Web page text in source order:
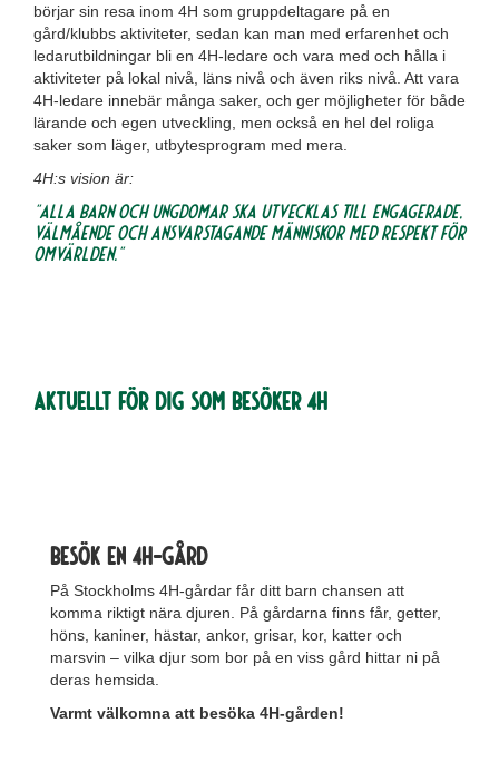
börjar sin resa inom 4H som gruppdeltagare på en
gård/klubbs aktiviteter, sedan kan man med erfarenhet och
ledarutbildningar bli en 4H-ledare och vara med och hålla i
aktiviteter på lokal nivå, läns nivå och även riks nivå. Att vara
4H-ledare innebär många saker, och ger möjligheter för både
lärande och egen utveckling, men också en hel del roliga
saker som läger, utbytesprogram med mera.
4H:s vision är:
”Alla barn och ungdomar ska utvecklas till engagerade,
välmående och ansvarstagande människor med respekt för
omvärlden.”
Aktuellt för dig som besöker 4H
bEsök en 4h-gård
På Stockholms 4H-gårdar får ditt barn chansen att
komma riktigt nära djuren. På gårdarna finns får, getter,
höns, kaniner, hästar, ankor, grisar, kor, katter och
marsvin – vilka djur som bor på en viss gård hittar ni på
deras hemsida.
Varmt välkomna att besöka 4H-gården!